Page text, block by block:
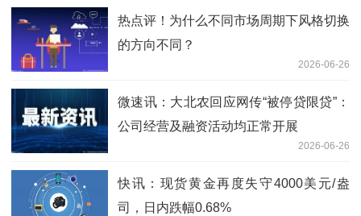
热点评！为什么不同市场周期下风格切换
的方向不同？
2026-06-26
微速讯：大北农回应网传“被停贷限贷”：
公司经营及融资活动均正常开展
2026-06-26
快讯：现货黄金再度失守4000美元/盎
司，日内跌幅0.68%